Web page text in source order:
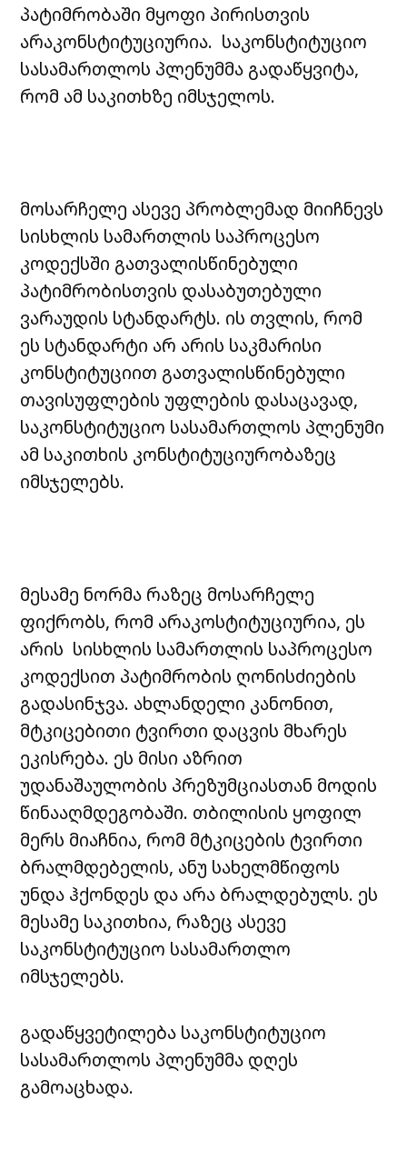
პატიმრობაში მყოფი პირისთვის
არაკონსტიტუციურია. საკონსტიტუციო
სასამართლოს პლენუმმა გადაწყვიტა,
რომ ამ საკითხზე იმსჯელოს.
მოსარჩელე ასევე პრობლემად მიიჩნევს
სისხლის სამართლის საპროცესო
კოდექსში გათვალისწინებული
პატიმრობისთვის დასაბუთებული
ვარაუდის სტანდარტს. ის თვლის, რომ
ეს სტანდარტი არ არის საკმარისი
კონსტიტუციით გათვალისწინებული
თავისუფლების უფლების დასაცავად,
საკონსტიტუციო სასამართლოს პლენუმი
ამ საკითხის კონსტიტუციურობაზეც
იმსჯელებს.
მესამე ნორმა რაზეც მოსარჩელე
ფიქრობს, რომ არაკოსტიტუციურია, ეს
არის სისხლის სამართლის საპროცესო
კოდექსით პატიმრობის ღონისძიების
გადასინჯვა. ახლანდელი კანონით,
მტკიცებითი ტვირთი დაცვის მხარეს
ეკისრება. ეს მისი აზრით
უდანაშაულობის პრეზუმციასთან მოდის
წინააღმდეგობაში. თბილისის ყოფილ
მერს მიაჩნია, რომ მტკიცების ტვირთი
ბრალმდებელის, ანუ სახელმწიფოს
უნდა ჰქონდეს და არა ბრალდებულს. ეს
მესამე საკითხია, რაზეც ასევე
საკონსტიტუციო სასამართლო
იმსჯელებს.
გადაწყვეტილება საკონსტიტუციო
სასამართლოს პლენუმმა დღეს
გამოაცხადა.